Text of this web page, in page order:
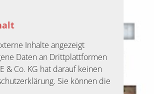
Inhalte angezeigt
Daten an Drittplattformen
& Co. KG hat darauf keinen
Sie können die